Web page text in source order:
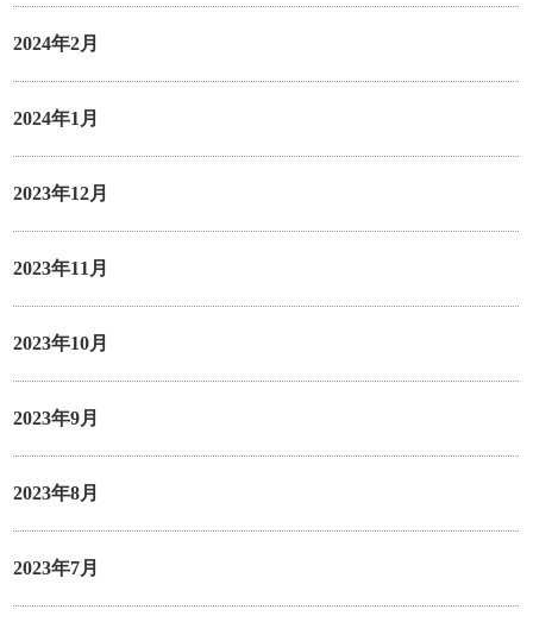
2024年2月
2024年1月
2023年12月
2023年11月
2023年10月
2023年9月
2023年8月
2023年7月